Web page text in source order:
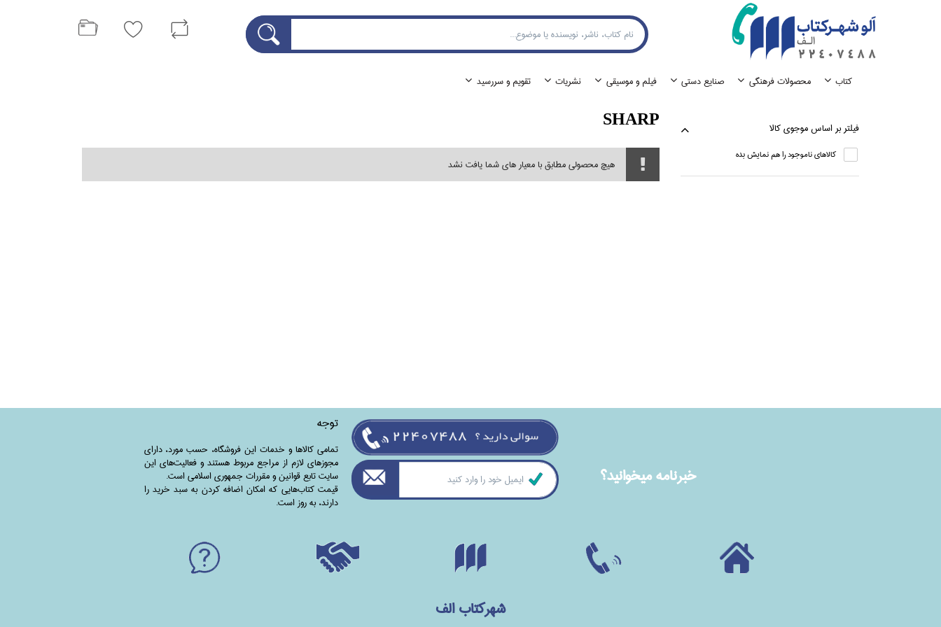
كتاب محصولات فرهنگي صنايع دستي فيلم و موسيقي نشريات تقويم و سررسيد
فيلتر بر اساس موجوي كالا
كالاهاي ناموجود را هم نمايش بده
SHARP
هیچ محصولی مطابق با معیار های شما یافت نشد
خبرنامه ميخوانيد؟
توجه
تمامی‌ کالاها و خدمات این فروشگاه، حسب مورد،‌ دارای
مجوزهای لازم از مراجع مربوط هستند ‌و‌‌ فعالیت‌های این
سایت تابع قوانین و مقررات جمهوری اسلامی است.
قیمت کتاب‌هایی که امکان اضافه کردن به سبد خرید را
دارند،‌ به روز است.
شهرکتاب الف